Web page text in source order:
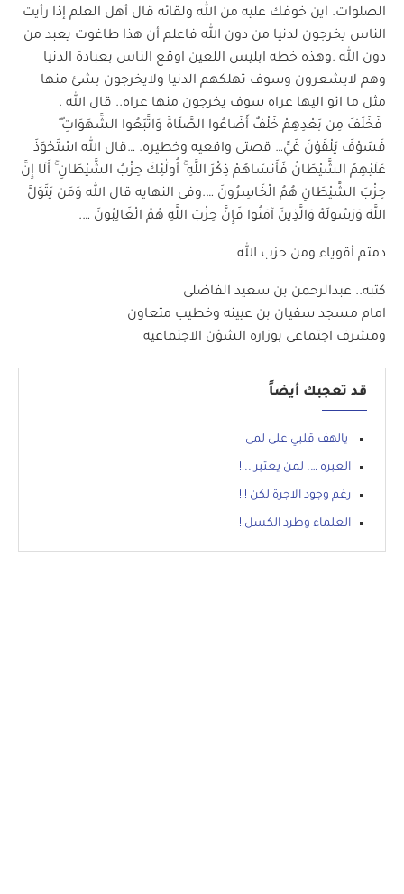
الصلوات. اين خوفك عليه من الله ولقائه قال أهل العلم إذا رأيت
الناس يخرجون لدنيا من دون الله فاعلم أن هذا طاغوت يعبد من
دون الله .وهذه خطه ابليس اللعين اوقع الناس بعبادة الدنيا
وهم لايشعرون وسوف تهلكهم الدنيا ولايخرجون بشئ منها
مثل ما اتو اليها عراه سوف يخرجون منها عراه.. قال الله .
فَخَلَفَ مِن بَعْدِهِمْ خَلْفٌ أَضَاعُوا الصَّلَاةَ وَاتَّبَعُوا الشَّهَوَاتِ ۖ
فَسَوْفَ يَلْقَوْنَ غَيًّ… قصتى واقعيه وخطيره. …قال الله اسْتَحْوَذَ
عَلَيْهِمُ الشَّيْطَانُ فَأَنسَاهُمْ ذِكْرَ اللَّهِ ۚ أُولَٰئِكَ حِزْبُ الشَّيْطَانِ ۚ أَلَا إِنَّ
حِزْبَ الشَّيْطَانِ هُمُ الْخَاسِرُونَ ….وفى النهايه قال الله وَمَن يَتَوَلَّ
اللَّهَ وَرَسُولَهُ وَالَّذِينَ آمَنُوا فَإِنَّ حِزْبَ اللَّهِ هُمُ الْغَالِبُونَ ….
دمتم أقوياء ومن حزب الله
كتبه.. عبدالرحمن بن سعيد الفاضلى
امام مسجد سفيان بن عيينه وخطيب متعاون
ومشرف اجتماعى بوزاره الشؤن الاجتماعيه
قد تعجبك أيضاً
يالهف قلبي على لمى
العبره …. لمن يعتبر ..!!
‏رغم وجود الاجرة لكن !!!
العلماء وطرد الكسل!!